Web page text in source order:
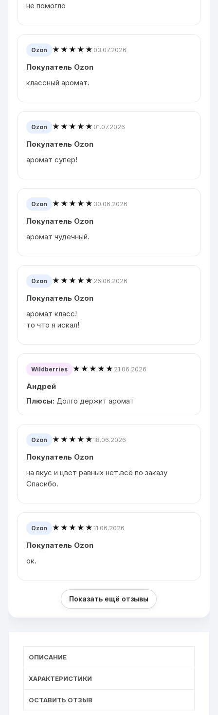
не помогло
Ozon ★★★★★ 03.07.2026
Покупатель Ozon
классный аромат.
Ozon ★★★★★ 01.07.2026
Покупатель Ozon
аромат супер!
Ozon ★★★★★ 30.06.2026
Покупатель Ozon
аромат чудечный.
Ozon ★★★★★ 26.06.2026
Покупатель Ozon
аромат класс!
то что я искал!
Wildberries ★★★★★ 21.06.2026
Андрей
Плюсы: Долго держит аромат
Ozon ★★★★★18.06.2026
Покупатель Ozon
на вкус и цвет равных нет.всё по заказу
Спасибо.
Ozon ★★★★★11.06.2026
Покупатель Ozon
ок.
Показать ещё отзывы
ОПИСАНИЕ
ХАРАКТЕРИСТИКИ
ОСТАВИТЬ ОТЗЫВ